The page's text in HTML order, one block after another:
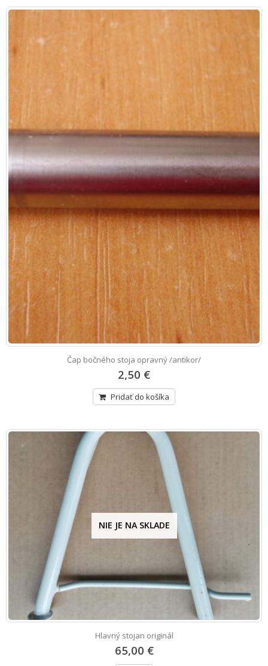
Čap bočného stoja opravný /antikor/
2,50 €
Pridať do košíka
NIE JE NA SKLADE
Hlavný stojan originál
65,00 €